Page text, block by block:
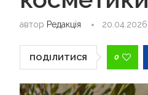
автор Редакція 20.04.2026
ПОДІЛИТИСЯ 0